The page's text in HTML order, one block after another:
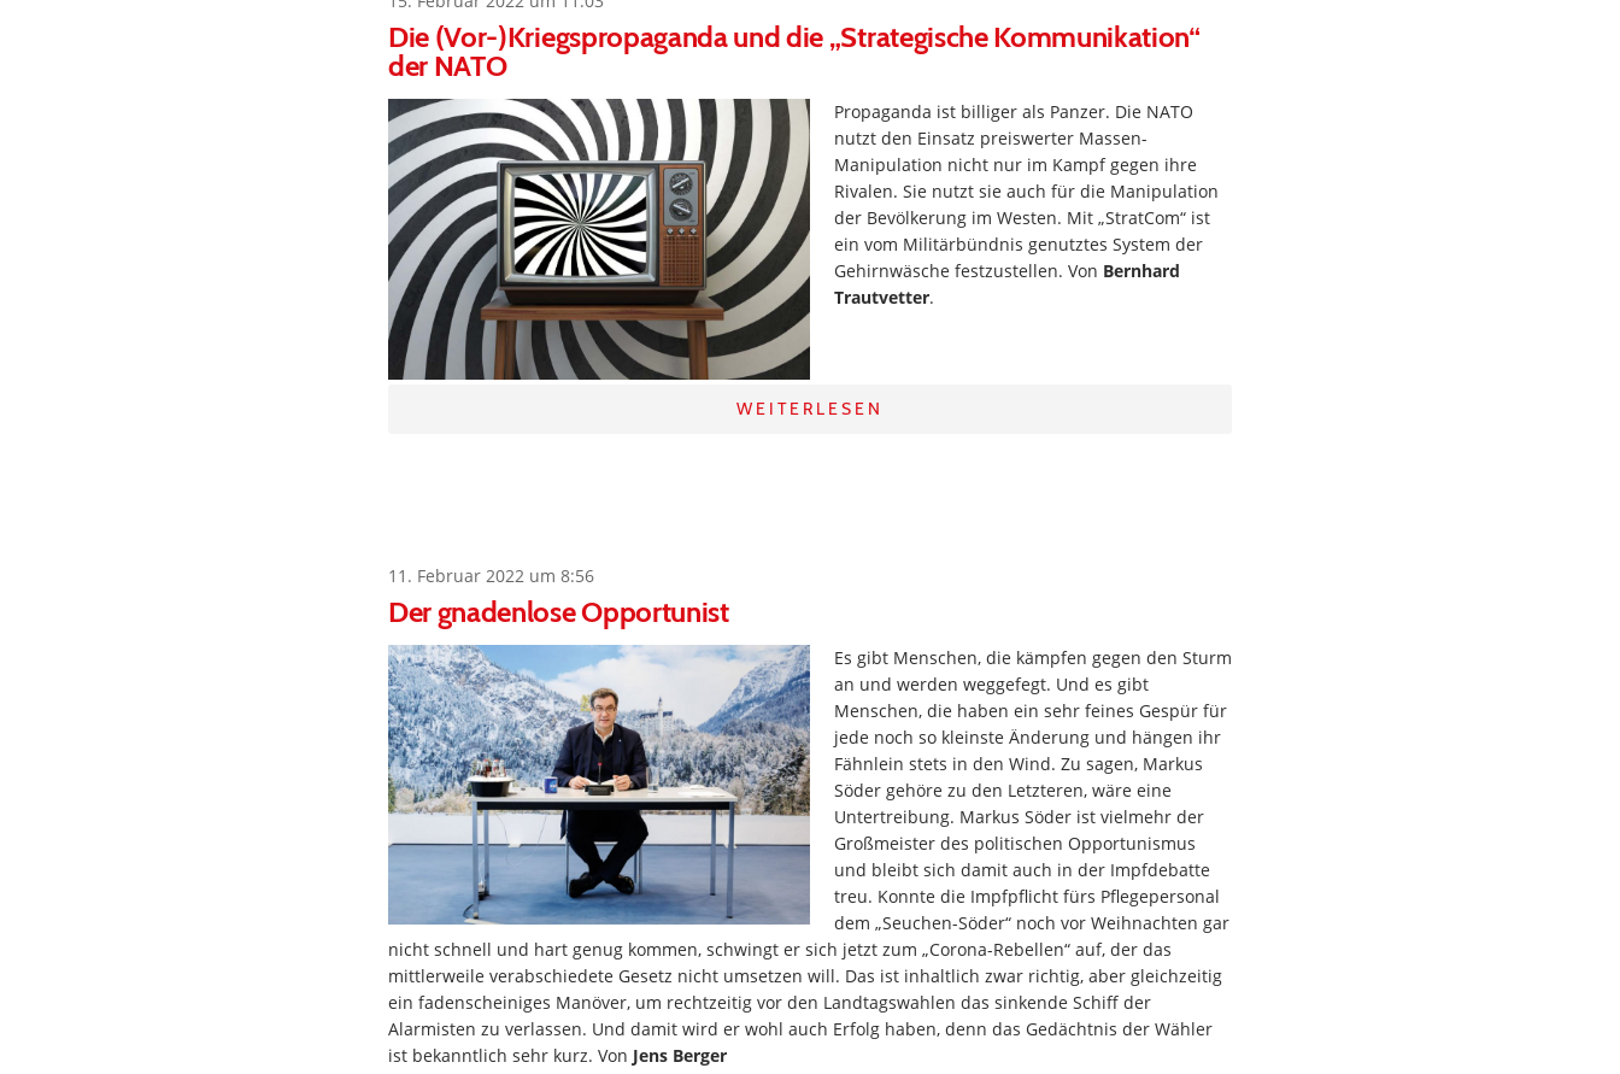
Die (Vor-)Kriegspropaganda und die „Strategische Kommunikation“
der NATO
Propaganda ist billiger als Panzer. Die NATO
nutzt den Einsatz preiswerter Massen-
Manipulation nicht nur im Kampf gegen ihre
Rivalen. Sie nutzt sie auch für die Manipulation
der Bevölkerung im Westen. Mit „StratCom“ ist
ein vom Militärbündnis genutztes System der
Gehirnwäsche festzustellen. Von Bernhard
Trautvetter.
WEITERLESEN
11. Februar 2022 um 8:56
Der gnadenlose Opportunist
Es gibt Menschen, die kämpfen gegen den Sturm
an und werden weggefegt. Und es gibt
Menschen, die haben ein sehr feines Gespür für
jede noch so kleinste Änderung und hängen ihr
Fähnlein stets in den Wind. Zu sagen, Markus
Söder gehöre zu den Letzteren, wäre eine
Untertreibung. Markus Söder ist vielmehr der
Großmeister des politischen Opportunismus
und bleibt sich damit auch in der Impfdebatte
treu. Konnte die Impfpflicht fürs Pflegepersonal
dem „Seuchen-Söder“ noch vor Weihnachten gar
nicht schnell und hart genug kommen, schwingt er sich jetzt zum „Corona-Rebellen“ auf, der das
mittlerweile verabschiedete Gesetz nicht umsetzen will. Das ist inhaltlich zwar richtig, aber gleichzeitig
ein fadenscheiniges Manöver, um rechtzeitig vor den Landtagswahlen das sinkende Schiff der
Alarmisten zu verlassen. Und damit wird er wohl auch Erfolg haben, denn das Gedächtnis der Wähler
ist bekanntlich sehr kurz. Von Jens Berger